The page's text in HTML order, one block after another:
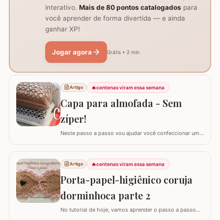
interativo. Mais de 80 pontos catalogados para
você aprender de forma divertida — e ainda
ganhar XP!
Jogar agora Grátis • 2 min
Artigo 🔥centenas viram essa semana
Capa para almofada - Sem
zíper!
Neste passo a passo vou ajudar você confeccionar uma
fechar. Ela é toda feita apenas em crochê mas, não
vamos abrir mão da praticidade de tirar a capa quando
precisar lavar. Utilizei o fio Barroco Maxcolor nº6 da
Círculo Produtos. Fio 100%…
Artigo 🔥centenas viram essa semana
Porta-papel-higiênico coruja
dorminhoca parte 2
No tutorial de hoje, vamos aprender o passo a passo